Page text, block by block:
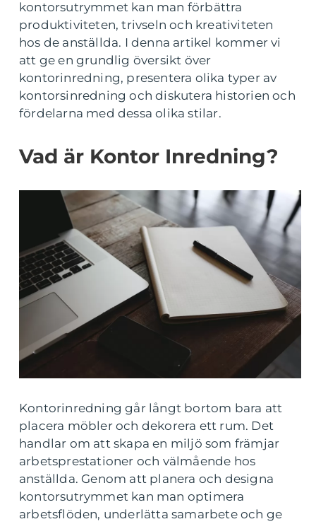
kontorsutrymmet kan man förbättra
produktiviteten, trivseln och kreativiteten
hos de anställda. I denna artikel kommer vi
att ge en grundlig översikt över
kontorinredning, presentera olika typer av
kontorsinredning och diskutera historien och
fördelarna med dessa olika stilar.
Vad är Kontor Inredning?
Kontorinredning går långt bortom bara att
placera möbler och dekorera ett rum. Det
handlar om att skapa en miljö som främjar
arbetsprestationer och välmående hos
anställda. Genom att planera och designa
kontorsutrymmet kan man optimera
arbetsflöden, underlätta samarbete och ge